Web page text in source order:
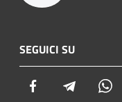
SEGUICI SU
Facebook Telegram